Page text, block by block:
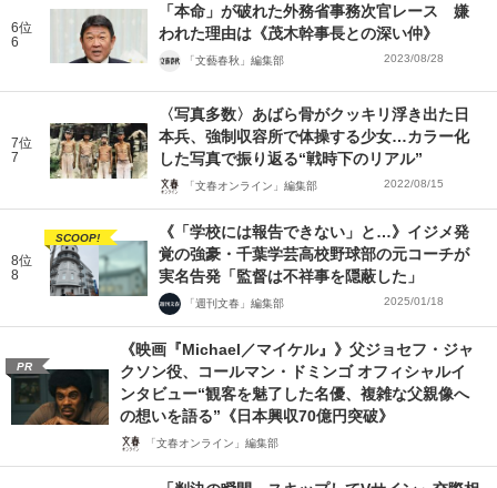
6位
6
「本命」が破れた外務省事務次官レース 嫌
われた理由は《茂木幹事長との深い仲》
「文藝春秋」編集部 2023/08/28
7位
7
〈写真多数〉あばら骨がクッキリ浮き出た日
本兵、強制収容所で体操する少女…カラー化
した写真で振り返る“戦時下のリアル”
「文春オンライン」編集部 2022/08/15
8位
8
SCOOP!
《「学校には報告できない」と…》イジメ発
覚の強豪・千葉学芸高校野球部の元コーチが
実名告発「監督は不祥事を隠蔽した」
「週刊文春」編集部 2025/01/18
PR
《映画『Michael／マイケル』》父ジョセフ・ジャ
クソン役、コールマン・ドミンゴ オフィシャルイ
ンタビュー“観客を魅了した名優、複雑な父親像へ
の想いを語る”《日本興収70億円突破》
「文春オンライン」編集部